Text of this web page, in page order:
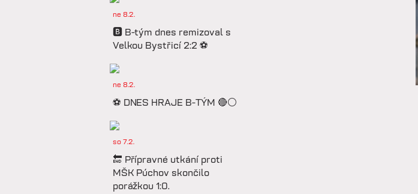
ne 8.2.
🅱️ B-tým dnes remizoval s
Velkou Bystřicí 2:2 ⚽️
ne 8.2.
⚽️ DNES HRAJE B-TÝM 🔴⚪️
so 7.2.
🔚 Přípravné utkání proti
MŠK Púchov skončilo
porážkou 1:0.